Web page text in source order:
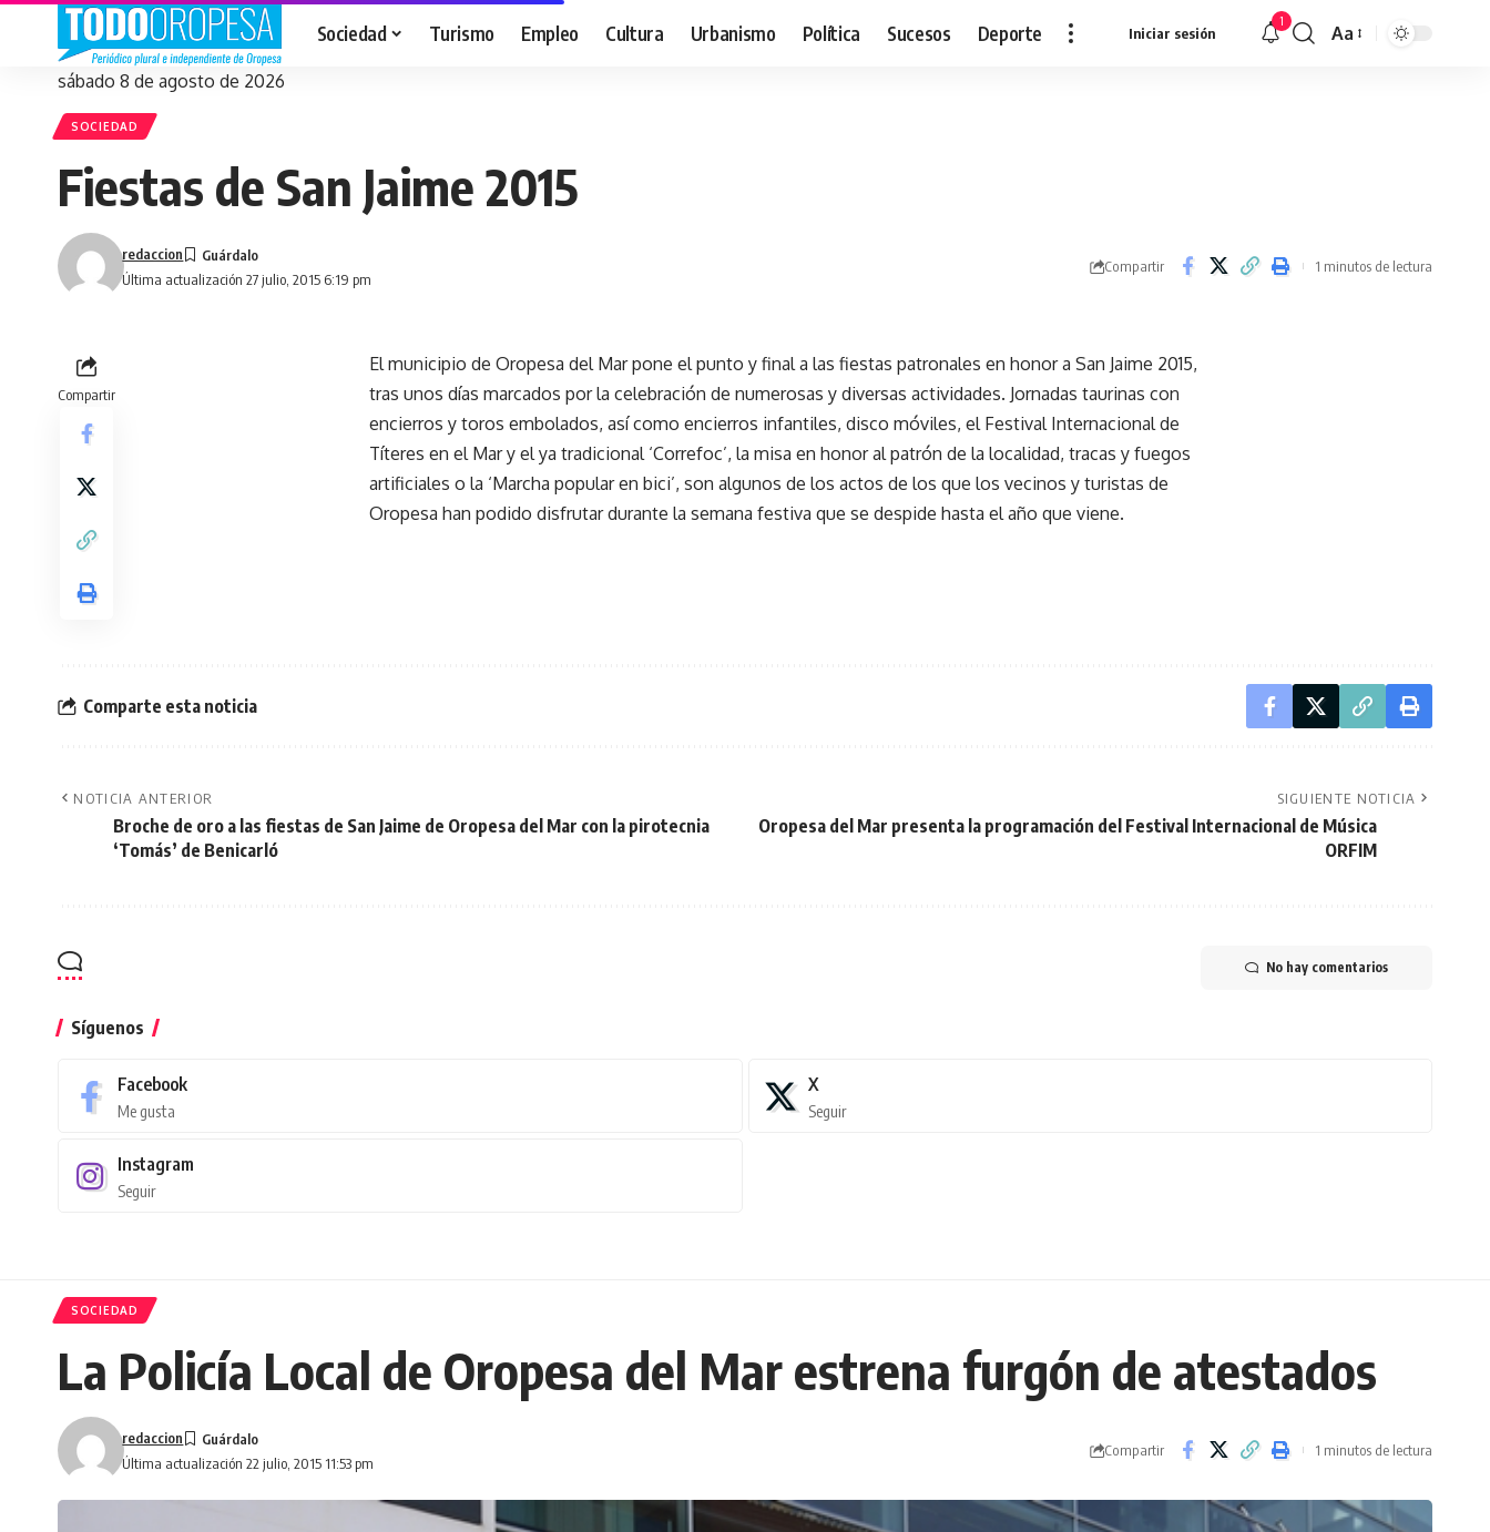
Sociedad Turismo Empleo Cultura Urbanismo Política Sucesos Deporte Iniciar sesión
1
Redimensionar
Aa
sábado 8 de agosto de 2026
SOCIEDAD
Fiestas de San Jaime 2015
Última actualización 27 julio, 2015 6:19 pm
redaccion
Compartir 1 minutos de lectura
Compartir
El municipio de Oropesa del Mar pone el punto y final a las fiestas patronales en honor a San Jaime 2015,
tras unos días marcados por la celebración de numerosas y diversas actividades. Jornadas taurinas con
encierros y toros embolados, así como encierros infantiles, disco móviles, el Festival Internacional de
Títeres en el Mar y el ya tradicional ‘Correfoc’, la misa en honor al patrón de la localidad, tracas y fuegos
artificiales o la ‘Marcha popular en bici’, son algunos de los actos de los que los vecinos y turistas de
Oropesa han podido disfrutar durante la semana festiva que se despide hasta el año que viene.
Comparte esta noticia
NOTICIA ANTERIOR
Broche de oro a las fiestas de San Jaime de Oropesa del Mar con la pirotecnia
‘Tomás’ de Benicarló
SIGUIENTE NOTICIA
Oropesa del Mar presenta la programación del Festival Internacional de Música
ORFIM
No hay comentarios
Síguenos
Facebook
Me gusta
X
Seguir
Instagram
Seguir
SOCIEDAD
La Policía Local de Oropesa del Mar estrena furgón de atestados
Última actualización 22 julio, 2015 11:53 pm
redaccion
Compartir 1 minutos de lectura